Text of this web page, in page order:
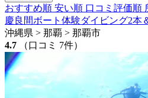
おすすめ順 安い順 口コミ評価順
慶良間ボート体験ダイビング2本
沖縄県 > 那覇 > 那覇市
4.7
（口コミ 7件）